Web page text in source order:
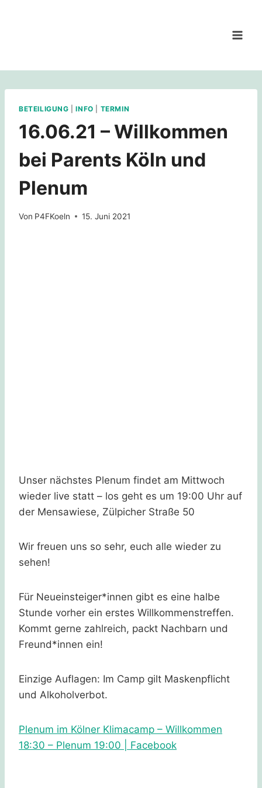
BETEILIGUNG |INFO TERMIN
16.06.21 – Willkommen
bei Parents Köln und
Plenum
Von P4FKoeln 15. Juni 2021
Unser nächstes Plenum findet am Mittwoch
wieder live statt – los geht es um 19:00 Uhr auf
der Mensawiese, Zülpicher Straße 50
Wir freuen uns so sehr, euch alle wieder zu
sehen!
Für Neueinsteiger*innen gibt es eine halbe
Stunde vorher ein erstes Willkommenstreffen.
Kommt gerne zahlreich, packt Nachbarn und
Freund*innen ein!
Einzige Auflagen: Im Camp gilt Maskenpflicht
und Alkoholverbot.
Plenum im Kölner Klimacamp – Willkommen
18:30 – Plenum 19:00 | Facebook